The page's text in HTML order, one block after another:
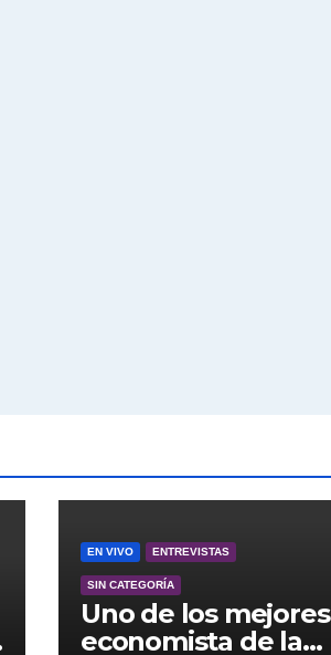
EN VIVO ENTREVISTAS
SIN CATEGORÍA
Uno de los mejores
economista de la